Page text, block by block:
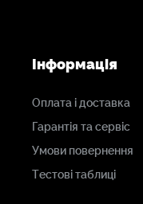
Інформація
Оплата і доставка
Гарантія та сервіс
Умови повернення
Тестові таблиці